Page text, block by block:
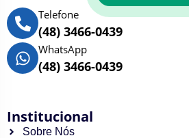
Telefone
(48) 3466-0439
WhatsApp
(48) 3466-0439
Institucional
Sobre Nós